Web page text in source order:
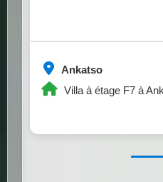
Ankatso
Villa à étage F7 à